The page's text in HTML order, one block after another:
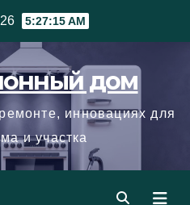
5:27:16 AM
дом
инновациях для
и участка